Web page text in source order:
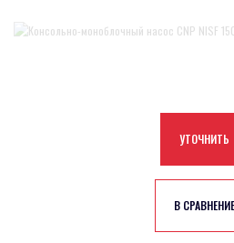
УТОЧНИТЬ
В СРАВНЕНИЕ